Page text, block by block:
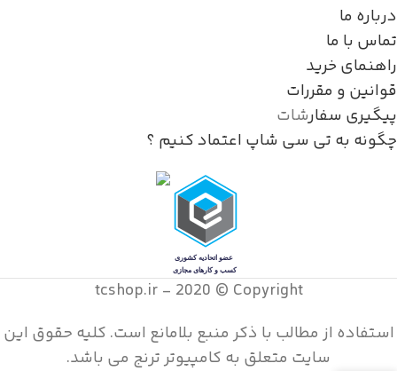
درباره ما
تماس با ما
راهنمای خرید
قوانین و مقررات
پیگیری سفارشات
چگونه به تی سی شاپ اعتماد کنیم ؟
tcshop.ir - 2020 © Copyright
استفاده از مطالب با ذکر منبع بلامانع است. کليه حقوق اين
سايت متعلق به کامپیوتر ترنج می باشد.